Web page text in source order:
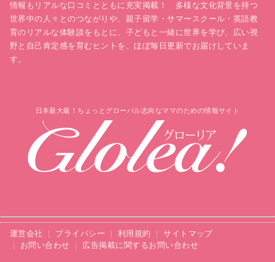
情報もリアルな口コミとともに充実掲載！ 多様な文化背景を持つ
世界中の人々とのつながりや、親子留学・サマースクール・英語教
育のリアルな体験談をもとに、子どもと一緒に世界を学び、広い視
野と自己肯定感を育むヒントを、ほぼ毎日更新でお届けしていま
す。
日本最大級！ちょっとグローバル志向なママのための情報サイト
運営会社 プライバシー 利用規約
サイトマップ
お問い合わせ
広告掲載に関するお問い合わせ